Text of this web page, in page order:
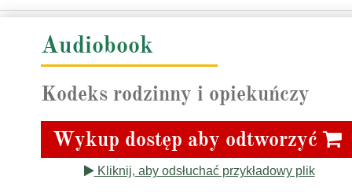
Audiobook
Kodeks rodzinny i opiekuńczy
Wykup dostęp aby odtworzyć
Kliknij, aby odsłuchać przykładowy plik